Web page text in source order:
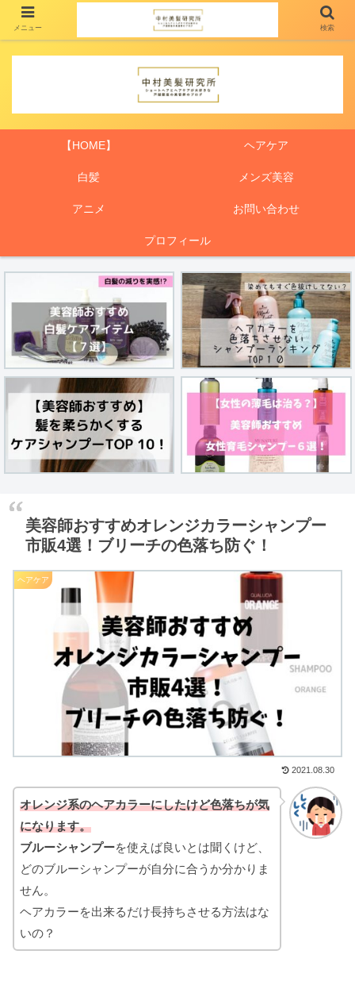
【HOME】 ヘアケア
白髪 メンズ美容
アニメ お問い合わせ
プロフィール
美容師おすすめオレンジカラーシャンプー
市販4選！ブリーチの色落ち防ぐ！
ヘアケア
2021.08.30
オレンジ系のヘアカラーにしたけど色落ちが気
になります。
ブルーシャンプーを使えば良いとは聞くけど、
どのブルーシャンプーが自分に合うか分かりま
せん。
ヘアカラーを出来るだけ長持ちさせる方法はな
いの？
メニュー 検索